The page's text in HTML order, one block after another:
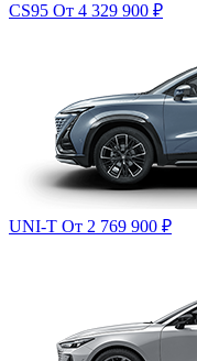
CS95 От 4 329 900 ₽
UNI-T От 2 769 900 ₽